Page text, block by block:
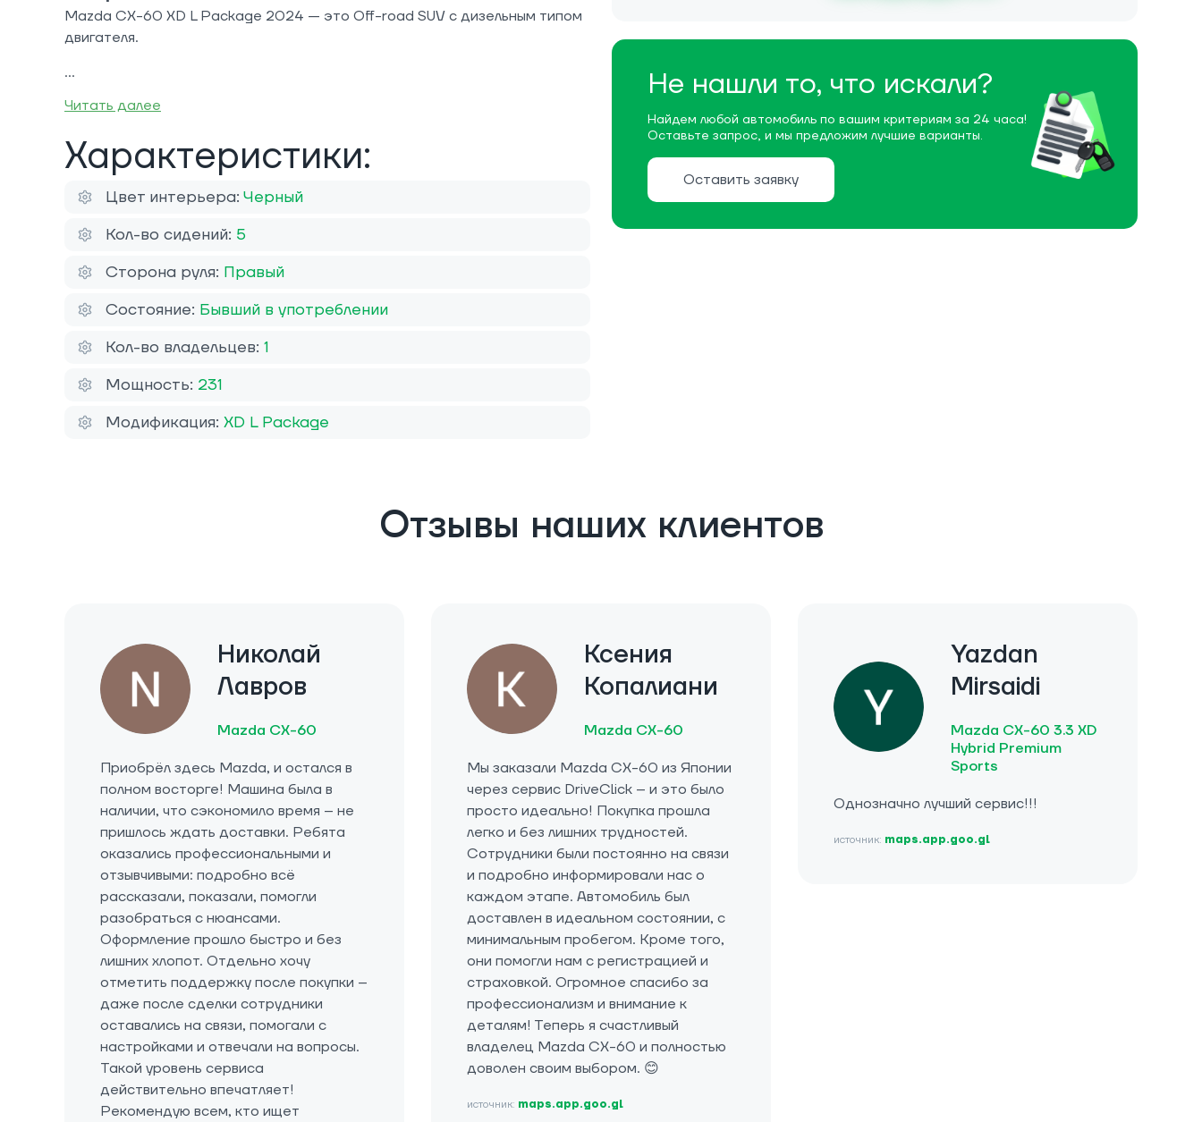
Не нашли то, что искали?
Найдем любой автомобиль по вашим критериям за 24 часа!
Оставьте запрос, и мы предложим лучшие варианты.
Оставить заявку
Mazda CX-60 XD L Package 2024 — это Off-road SUV с дизельным типом
двигателя.
Читать далее
Характеристики:
Цвет интерьера: Черный
Кол-во сидений: 5
Сторона руля: Правый
Состояние: Бывший в употреблении
Кол-во владельцев: 1
Мощность: 231
Модификация: XD L Package
Отзывы наших клиентов
Николай
Лавров
Mazda CX-60
Приобрёл здесь Mazda, и остался в
полном восторге! Машина была в
наличии, что сэкономило время – не
пришлось ждать доставки. Ребята
оказались профессиональными и
отзывчивыми: подробно всё
рассказали, показали, помогли
разобраться с нюансами.
Оформление прошло быстро и без
лишних хлопот. Отдельно хочу
отметить поддержку после покупки –
даже после сделки сотрудники
оставались на связи, помогали с
настройками и отвечали на вопросы.
Такой уровень сервиса
действительно впечатляет!
Рекомендую всем, кто ищет
Ксения
Копалиани
Mazda CX-60
Мы заказали Mazda CX-60 из Японии
через сервис DriveClick – и это было
просто идеально! Покупка прошла
легко и без лишних трудностей.
Сотрудники были постоянно на связи
и подробно информировали нас о
каждом этапе. Автомобиль был
доставлен в идеальном состоянии, с
минимальным пробегом. Кроме того,
они помогли нам с регистрацией и
страховкой. Огромное спасибо за
профессионализм и внимание к
деталям! Теперь я счастливый
владелец Mazda CX-60 и полностью
доволен своим выбором. 😊
источник: maps.app.goo.gl
Yazdan
Mirsaidi
Mazda CX-60 3.3 XD
Hybrid Premium
Sports
Однозначно лучший сервис!!!
источник: maps.app.goo.gl